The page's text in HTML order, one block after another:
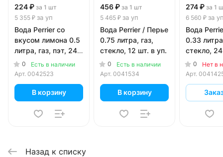
224 ₽ за 1 шт
5 355 ₽ за уп
Вода Perrier со
вкусом лимона 0.5
литра, газ, пэт, 24
шт. в уп.
0
Есть в наличии
Арт. 0042523
В корзину
456 ₽ за 1 шт
5 465 ₽ за уп
Вода Perrier / Перье
0.75 литра, газ,
стекло, 12 шт. в уп.
0
Есть в наличии
Арт. 0041534
В корзину
274 ₽ за 1
6 560 ₽ за
Вода
0.33
стекло,
0
Нет в
Арт.
Назад к списку